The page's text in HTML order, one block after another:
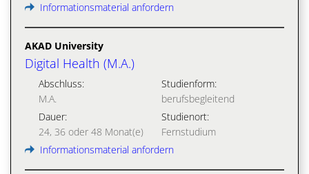
Informationsmaterial anfordern
AKAD University
Digital Health (M.A.)
Abschluss:
M.A.
Studienform:
berufsbegleitend
Dauer:
24, 36 oder 48 Monat(e)
Studienort:
Fernstudium
Informationsmaterial anfordern